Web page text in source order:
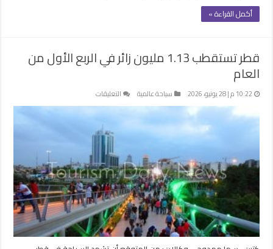
أكمل القراءة »
قطر تستقطب 1.13 مليون زائر في الربع الأول من
العام
10:22 م | 28 يونيو، 2026 سياحة عالمية التعليقات
قطر
تستقطب
1.13
زائر
في
الربع
الأول
من
العام
مغلقة